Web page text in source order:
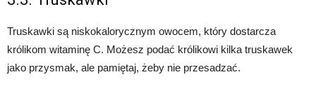
Truskawki są niskokalorycznym owocem, który dostarcza
królikom witaminę C. Możesz podać królikowi kilka truskawek
jako przysmak, ale pamiętaj, żeby nie przesadzać.